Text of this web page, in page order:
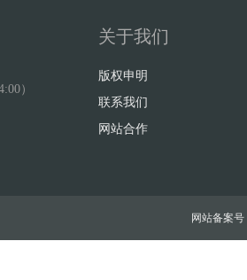
）
关于我们
版权申明
联系我们
网站合作
网站备案号